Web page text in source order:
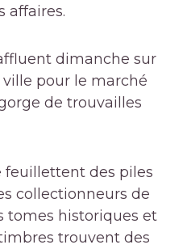
affaires.
dimanche sur
pour le marché
de trouvailles
feuillettent des piles
collectionneurs de
tomes historiques et
trouvent des